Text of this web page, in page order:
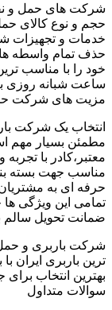
شرکت های حمل و
حجم و نوع کالای
خدمات و تجهیزات
حذف تمام واسطه ها
ساعت شبانه روزی
مزیت های شرکت
انتخاب یک شرکت
مطمئن بسیار مهم
معتبر،کادر با
مناسب جهت بسته
حرفه ای به
تمامی این ویژگی ها
ضمانت تحویل سالم
شرکت باربری و
بهترین انتخاب
سوالات متداول